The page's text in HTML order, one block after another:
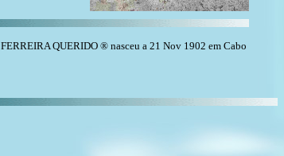
QUERIDO ® nasceu a 21 Nov 1902 em Cabo